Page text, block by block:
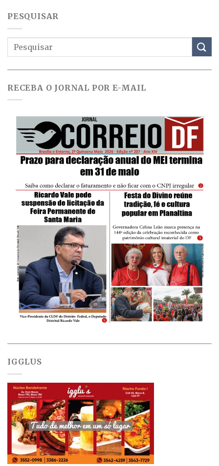
PESQUISAR
RECEBA O JORNAL POR E-MAIL
IGGLUS